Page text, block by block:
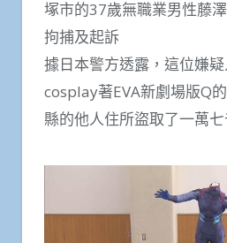
塚市的37歲無職業男性藤
拘捕及起訴
據日本警方透露，這位嫌
cosplay著EVA新劇場版Q
縣的他人住所盜取了一萬